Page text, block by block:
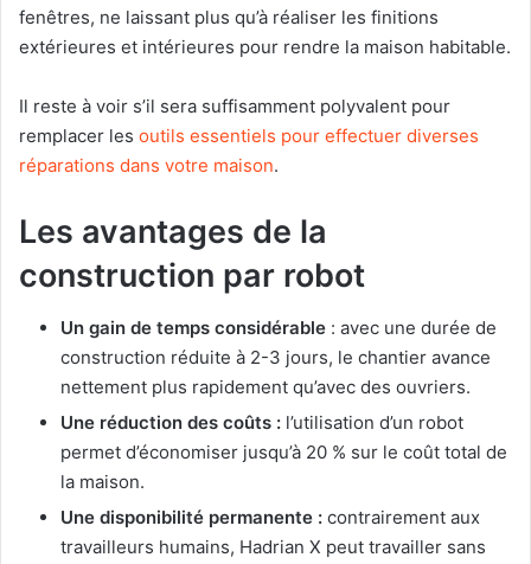
fenêtres, ne laissant plus qu’à réaliser les finitions
extérieures et intérieures pour rendre la maison habitable.
Il reste à voir s’il sera suffisamment polyvalent pour
remplacer les outils essentiels pour effectuer diverses
réparations dans votre maison.
Les avantages de la
construction par robot
Un gain de temps considérable : avec une durée de
construction réduite à 2-3 jours, le chantier avance
nettement plus rapidement qu’avec des ouvriers.
Une réduction des coûts : l’utilisation d’un robot
permet d’économiser jusqu’à 20 % sur le coût total de
la maison.
Une disponibilité permanente : contrairement aux
travailleurs humains, Hadrian X peut travailler sans